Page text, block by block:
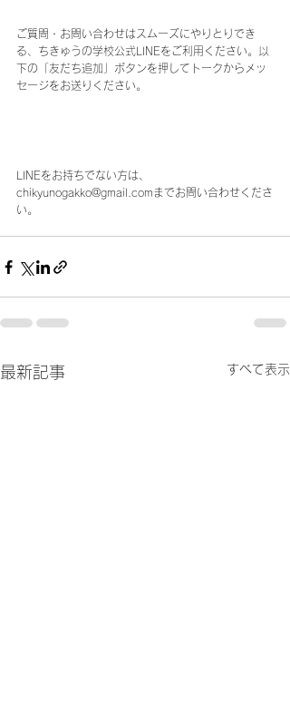
ご質問・お問い合わせはスムーズにやりとりでき
る、ちきゅうの学校公式LINEをご利用ください。以
下の「友だち追加」ボタンを押してトークからメッ
セージをお送りください。
LINEをお持ちでない方は、
chikyunogakko@gmail.comまでお問い合わせくださ
い。
最新記事 すべて表示